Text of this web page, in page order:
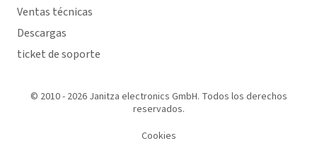
Ventas técnicas
Descargas
ticket de soporte
© 2010 - 2026 Janitza electronics GmbH. Todos los derechos
reservados.
Cookies